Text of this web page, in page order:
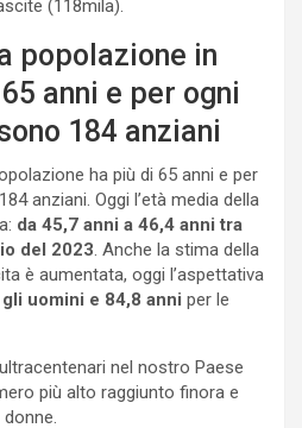
(118mila).
popolazione in
anni e per ogni
184 anziani
ha più di 65 anni e per
anziani. Oggi l’età media della
da 45,7 anni a 46,4 anni tra
del 2023. Anche la stima della
è aumentata, oggi l’aspettativa
uomini e 84,8 anni per le
nel nostro Paese
più alto raggiunto finora e